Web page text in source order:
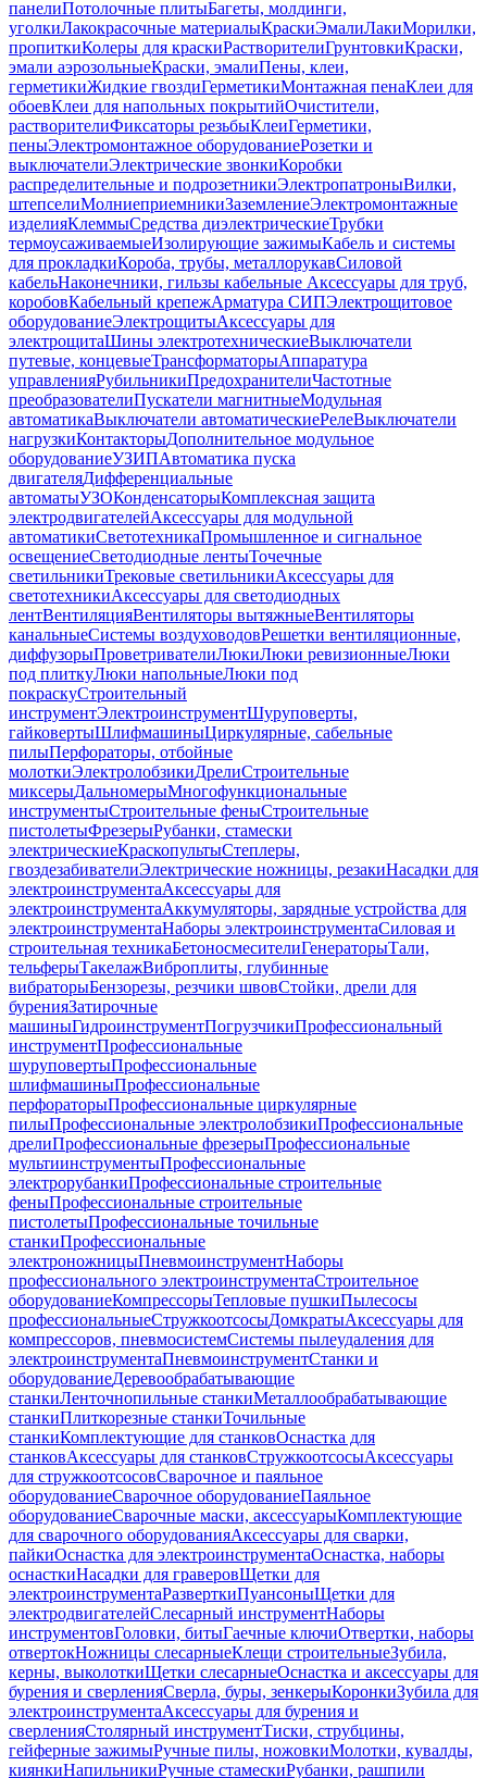
панелиПотолочные плитыБагеты, молдинги,
уголкиЛакокрасочные материалыКраскиЭмалиЛакиМорилки,
пропиткиКолеры для краскиРастворителиГрунтовкиКраски,
эмали аэрозольныеКраски, эмалиПены, клеи,
герметикиЖидкие гвоздиГерметикиМонтажная пенаКлеи для
обоевКлеи для напольных покрытийОчистители,
растворителиФиксаторы резьбыКлеиГерметики,
пеныЭлектромонтажное оборудованиеРозетки и
выключателиЭлектрические звонкиКоробки
распределительные и подрозетникиЭлектропатроныВилки,
штепселиМолниеприемникиЗаземлениеЭлектромонтажные
изделияКлеммыСредства диэлектрическиеТрубки
термоусаживаемыеИзолирующие зажимыКабель и системы
для прокладкиКороба, трубы, металлорукавСиловой
кабельНаконечники, гильзы кабельные Аксессуары для труб,
коробовКабельный крепежАрматура СИПЭлектрощитовое
оборудованиеЭлектрощитыАксессуары для
электрощитаШины электротехническиеВыключатели
путевые, концевыеТрансформаторыАппаратура
управленияРубильникиПредохранителиЧастотные
преобразователиПускатели магнитныеМодульная
автоматикаВыключатели автоматическиеРелеВыключатели
нагрузкиКонтакторыДополнительное модульное
оборудованиеУЗИПАвтоматика пуска
двигателяДифференциальные
автоматыУЗОКонденсаторыКомплексная защита
электродвигателейАксессуары для модульной
автоматикиСветотехникаПромышленное и сигнальное
освещениеСветодиодные лентыТочечные
светильникиТрековые светильникиАксессуары для
светотехникиАксессуары для светодиодных
лентВентиляцияВентиляторы вытяжныеВентиляторы
канальныеСистемы воздуховодовРешетки вентиляционные,
диффузорыПроветривателиЛюкиЛюки ревизионныеЛюки
под плиткуЛюки напольныеЛюки под
покраскуСтроительный
инструментЭлектроинструментШуруповерты,
гайковертыШлифмашиныЦиркулярные, сабельные
пилыПерфораторы, отбойные
молоткиЭлектролобзикиДрелиСтроительные
миксерыДальномерыМногофункциональные
инструментыСтроительные феныСтроительные
пистолетыФрезерыРубанки, стамески
электрическиеКраскопультыСтеплеры,
гвоздезабивателиЭлектрические ножницы, резакиНасадки для
электроинструментаАксессуары для
электроинструментаАккумуляторы, зарядные устройства для
электроинструментаНаборы электроинструментаСиловая и
строительная техникаБетоносмесителиГенераторыТали,
тельферыТакелажВиброплиты, глубинные
вибраторыБензорезы, резчики швовСтойки, дрели для
буренияЗатирочные
машиныГидроинструментПогрузчикиПрофессиональный
инструментПрофессиональные
шуруповертыПрофессиональные
шлифмашиныПрофессиональные
перфораторыПрофессиональные циркулярные
пилыПрофессиональные электролобзикиПрофессиональные
дрелиПрофессиональные фрезерыПрофессиональные
мультиинструментыПрофессиональные
электрорубанкиПрофессиональные строительные
феныПрофессиональные строительные
пистолетыПрофессиональные точильные
станкиПрофессиональные
электроножницыПневмоинструментНаборы
профессионального электроинструментаСтроительное
оборудованиеКомпрессорыТепловые пушкиПылесосы
профессиональныеСтружкоотсосыДомкратыАксессуары для
компрессоров, пневмосистемСистемы пылеудаления для
электроинструментаПневмоинструментСтанки и
оборудованиеДеревообрабатывающие
станкиЛенточнопильные станкиМеталлообрабатывающие
станкиПлиткорезные станкиТочильные
станкиКомплектующие для станковОснастка для
станковАксессуары для станковСтружкоотсосыАксессуары
для стружкоотсосовСварочное и паяльное
оборудованиеСварочное оборудованиеПаяльное
оборудованиеСварочные маски, аксессуарыКомплектующие
для сварочного оборудованияАксессуары для сварки,
пайкиОснастка для электроинструментаОснастка, наборы
оснасткиНасадки для граверовЩетки для
электроинструментаРазверткиПуансоныЩетки для
электродвигателейСлесарный инструментНаборы
инструментовГоловки, битыГаечные ключиОтвертки, наборы
отвертокНожницы слесарныеКлещи строительныеЗубила,
керны, выколоткиЩетки слесарныеОснастка и аксессуары для
бурения и сверленияСверла, буры, зенкерыКоронкиЗубила для
электроинструментаАксессуары для бурения и
сверленияСтолярный инструментТиски, струбцины,
гейферные зажимыРучные пилы, ножовкиМолотки, кувалды,
киянкиНапильникиРучные стамескиРубанки, рашпили